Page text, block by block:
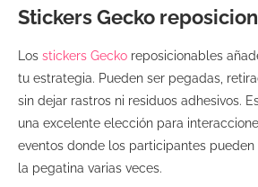
Stickers Gecko
Los stickers Gecko reposicionables
tu estrategia. Pueden ser pegadas,
sin dejar rastros ni residuos adhesivos.
una excelente elección para
eventos donde los participantes
la pegatina varias veces.